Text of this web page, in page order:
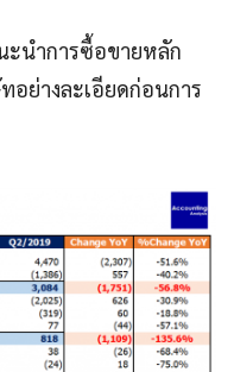
นำการซื้อขายหลัก
ย่างละเอียดก่อนการ